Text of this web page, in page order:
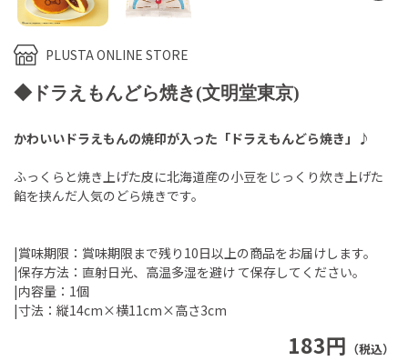
PLUSTA ONLINE STORE
◆ドラえもんどら焼き(文明堂東京)
183円 （税込）
かわいいドラえもんの焼印が入った「ドラえもんどら焼き」♪
ふっくらと焼き上げた皮に北海道産の小豆をじっくり炊き上げた
餡を挟んだ人気のどら焼きです。
|賞味期限：賞味期限まで残り10日以上の商品をお届けします。
|保存方法：直射日光、高温多湿を避け て保存してください。
|内容量：1個
|寸法：縦14cm×横11cm×高さ3cm